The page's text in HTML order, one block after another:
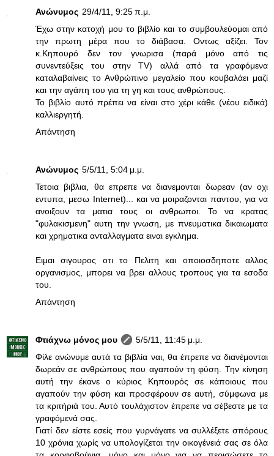
Ανώνυμος 29/4/11, 9:25 π.μ.
Έχω στην κατοχή μου το βιβλίο και το συμβουλεύομαι από
την πρωτη μέρα που το διάβασα. Οντως αξίζει. Τον
κ.Κηπουρό δεν τον γνωρισα (παρά μόνο από τις
συνεντεύξεις του στην TV) αλλά από τα γραφόμενα
καταλαβαίνεις το Ανθρώπινο μεγαλείο που κουβαλάει μαζί
και την αγάπη του για τη γη και τους ανθρώπους.
Το βιβλίο αυτό πρέπει να είναι στο χέρι κάθε (νέου ειδικά)
καλλιεργητή.
Απάντηση
Ανώνυμος 5/5/11, 5:04 μ.μ.
Τετοια βιβλια, θα επρεπε να διανεμονται δωρεαν (αν οχι
εντυπα, μεσω Internet)... και να μοιραζονται παντου, για να
ανοιξουν τα ματια τους οι ανθρωποι. Το να κρατας
"φυλακισμενη" αυτη την γνωση, με πνευματικα δικαιωματα
και χρηματικα ανταλλαγματα ειναι εγκλημα.
Ειμαι σιγουρος οτι το Πελιτη και οποιοσδηποτε αλλος
οργανισμος, μπορει να βρει αλλους τροπους για τα εσοδα
του.
Απάντηση
Φτιάχνω μόνος μου
5/5/11, 11:45 μ.μ.
Φίλε ανώνυμε αυτά τα βιβλία ναι, θα έπρεπε να διανέμονται
δωρεάν σε ανθρώπους που αγαπούν τη φύση. Την κίνηση
αυτή την έκανε ο κύριος Κηπουρός σε κάποιους που
αγαπούν την φύση και προσφέρουν σε αυτή, σύμφωνα με
τα κριτήριά του. Αυτό τουλάχιστον έπρεπε να σέβεστε με τα
γραφόμενά σας.
Γιατί δεν είστε εσείς που γυρνάγατε να συλλέξετε σπόρους
10 χρόνια χωρίς να υπολογίζεται την οικογένειά σας σε όλα